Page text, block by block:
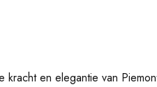
en elegantie van